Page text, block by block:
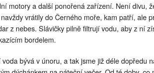
motory a další ponořená zařízení. Není divu,
vrátily do Černého moře, kam patří, ale
z nebes. Slávičky pilně filtrují vodu, aby z ní
bordelem.
voda bývá v únoru, a tak jsme již déle dopředu